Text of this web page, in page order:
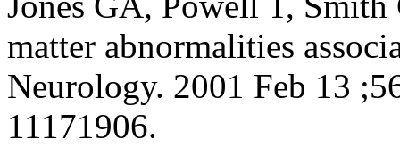
matter abnormalities
Neurology. 2001 Feb 13
11171906.